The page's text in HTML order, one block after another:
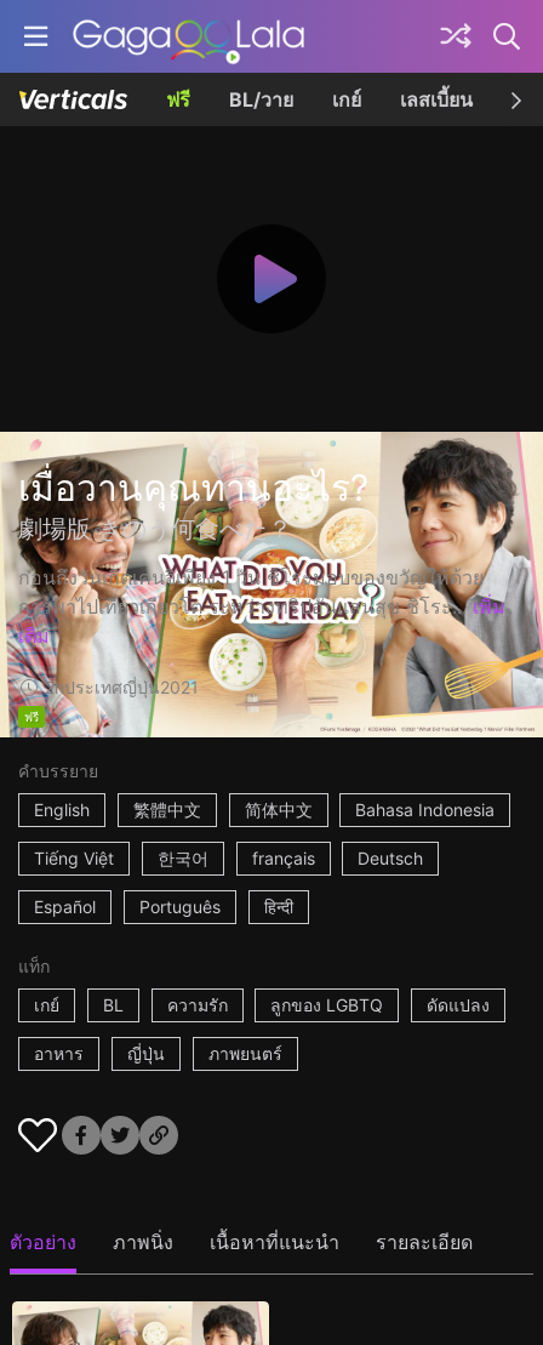
ฟรี BL/วาย เกย์ เลสเบี้ยน เค
เมื่อวานคุณทานอะไร?
劇場版 きのう何食べた？
ก่อนถึงวันเกิดเคนจิเพียง 1 วัน ชิโระมอบของขวัญให้ด้วย
การพาไปเที่ยวเกียวโต ระหว่างทริปอันแสนสุข ชิโระ... เพิ่ม
เติม
2hประเทศญี่ปุ่น2021
ฟรี
คำบรรยาย
English
繁體中文 简体中文 Bahasa Indonesia
Tiếng Việt 한국어 français Deutsch
Español Português हिन्दी
แท็ก
เกย์
BL ความรัก ลูกของ LGBTQ ดัดแปลง
อาหาร ญี่ปุ่น ภาพยนตร์
ตัวอย่าง ภาพนิ่ง เนื้อหาที่แนะนำ รายละเอียด